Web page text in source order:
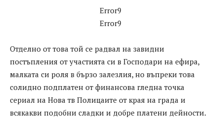
Error9
Error9
Отделно от това той се радвал на завидни
постъпления от участията си в Господари на ефира,
малката си роля в бързо залезлия, но въпреки това
солидно подплатен от финансова гледна точка
сериал на Нова тв Полицаите от края на града и
всякакви подобни сладки и добре платени дейности.